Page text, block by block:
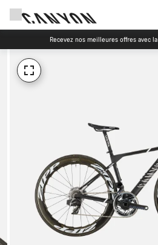
Recevez nos meilleures offres avec